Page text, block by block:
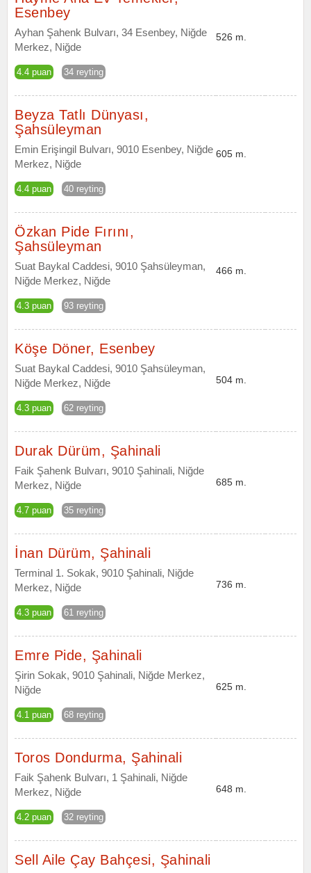
Esenbey
Ayhan Şahenk Bulvarı, 34 Esenbey, Niğde
Merkez, Niğde
4.4 puan 34 reyting
526 m.
Beyza Tatlı Dünyası,
Şahsüleyman
Emin Erişingil Bulvarı, 9010 Esenbey, Niğde
Merkez, Niğde
4.4 puan 40 reyting
605 m.
Özkan Pide Fırını,
Şahsüleyman
Suat Baykal Caddesi, 9010 Şahsüleyman,
Niğde Merkez, Niğde
4.3 puan 93 reyting
466 m.
Köşe Döner, Esenbey
Suat Baykal Caddesi, 9010 Şahsüleyman,
Niğde Merkez, Niğde
4.3 puan 62 reyting
504 m.
Durak Dürüm, Şahinali
Faik Şahenk Bulvarı, 9010 Şahinali, Niğde
Merkez, Niğde
4.7 puan 35 reyting
685 m.
İnan Dürüm, Şahinali
Terminal 1. Sokak, 9010 Şahinali, Niğde
Merkez, Niğde
4.3 puan 61 reyting
736 m.
Emre Pide, Şahinali
Şirin Sokak, 9010 Şahinali, Niğde Merkez,
Niğde
4.1 puan 68 reyting
625 m.
Toros Dondurma, Şahinali
Faik Şahenk Bulvarı, 1 Şahinali, Niğde
Merkez, Niğde
4.2 puan 32 reyting
648 m.
Sell Aile Çay Bahçesi, Şahinali